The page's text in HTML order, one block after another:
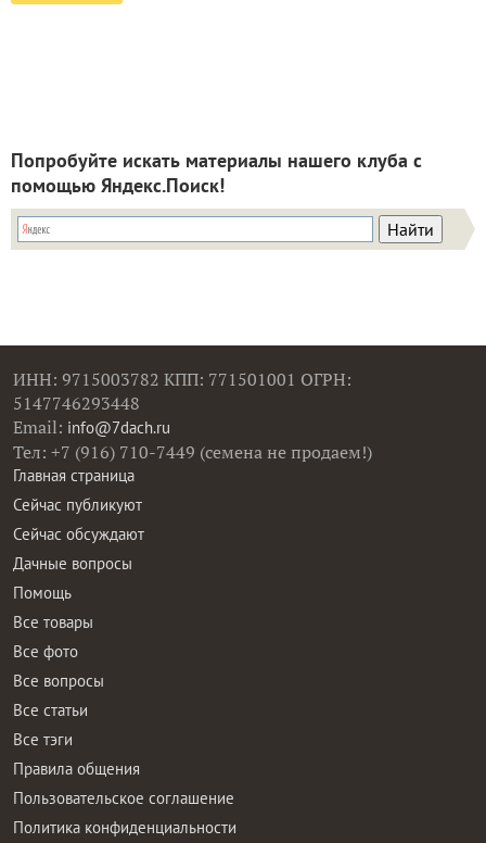
Попробуйте искать материалы нашего клуба с
помощью Яндекс.Поиск!
ИНН: 9715003782 КПП: 771501001 ОГРН:
5147746293448
Email: info@7dach.ru
Тел: +7 (916) 710-7449 (семена не продаем!)
Главная страница
Сейчас публикуют
Сейчас обсуждают
Дачные вопросы
Помощь
Все товары
Все фото
Все вопросы
Все статьи
Все тэги
Правила общения
Пользовательское соглашение
Политика конфиденциальности